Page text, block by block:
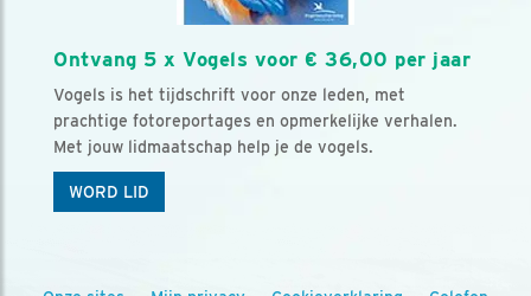
Ontvang 5 x Vogels voor € 36,00 per jaar
Vogels is het tijdschrift voor onze leden, met
prachtige fotoreportages en opmerkelijke verhalen.
Met jouw lidmaatschap help je de vogels.
WORD LID